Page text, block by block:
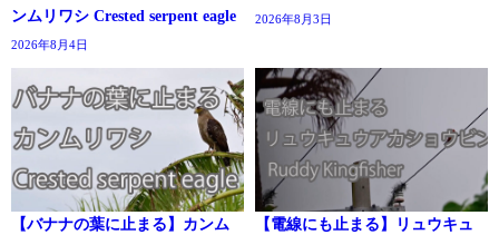
ンムリワシ Crested serpent eagle
2026年8月4日
2026年8月3日
【バナナの葉に止まる】カンム
【電線にも止まる】リュウキュ